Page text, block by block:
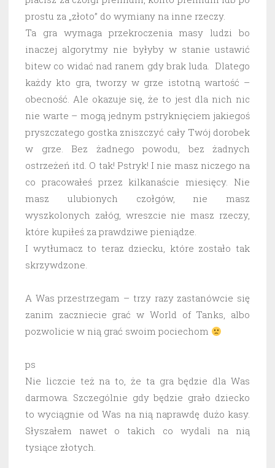
prostu za „złoto” do wymiany na inne rzeczy.
Ta gra wymaga przekroczenia masy ludzi bo
inaczej algorytmy nie byłyby w stanie ustawić
bitew co widać nad ranem gdy brak luda. Dlatego
każdy kto gra, tworzy w grze istotną wartość –
obecność. Ale okazuje się, że to jest dla nich nic
nie warte – mogą jednym pstryknięciem jakiegoś
pryszczatego gostka zniszczyć cały Twój dorobek
w grze. Bez żadnego powodu, bez żadnych
ostrzeżeń itd. O tak! Pstryk! I nie masz niczego na
co pracowałeś przez kilkanaście miesięcy. Nie
masz ulubionych czołgów, nie masz
wyszkolonych załóg, wreszcie nie masz rzeczy,
które kupiłeś za prawdziwe pieniądze.
I wytłumacz to teraz dziecku, które zostało tak
skrzywdzone.
A Was przestrzegam – trzy razy zastanówcie się
zanim zaczniecie grać w World of Tanks, albo
pozwolicie w nią grać swoim pociechom
ps
Nie liczcie też na to, że ta gra będzie dla Was
darmowa. Szczególnie gdy będzie grało dziecko
to wyciągnie od Was na nią naprawdę dużo kasy.
Słyszałem nawet o takich co wydali na nią
tysiące złotych.